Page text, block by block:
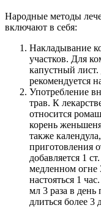
Народные методы
включают в себя:
Накладывание
участков. Для
капустный лист.
рекомендуется
Употребление
трав. К
относится
корень
также
приготовления
добавляется 1
медленном огне
настояться 1
мл 3 раза в
длиться более 3